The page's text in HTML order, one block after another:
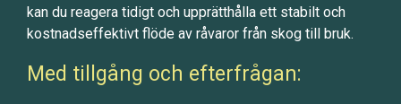
kan du reagera tidigt och upprätthålla ett stabilt och
kostnadseffektivt flöde av råvaror från skog till bruk.
Med tillgång och efterfrågan: